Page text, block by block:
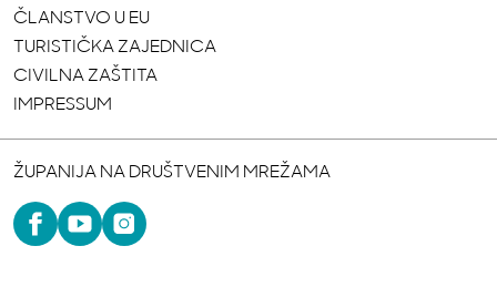
ČLANSTVO U EU
TURISTIČKA ZAJEDNICA
CIVILNA ZAŠTITA
IMPRESSUM
ŽUPANIJA NA DRUŠTVENIM MREŽAMA